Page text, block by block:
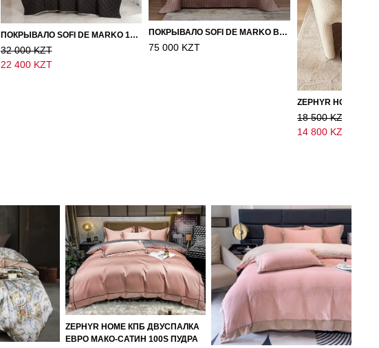
ПОКРЫВАЛО SOFI DE MARKO 160×220 БРОУДИ ЧЕРНО-БЕЖЕВОЕ
32 000 KZT
22 400 KZT
ПОКРЫВАЛО SOFI DE MARKO ВЕЛЮР 240×260 ФЕРДИНАНД (МОККО)
75 000 KZT
18 500 KZT
14 800 KZT
ZEPHYR HOME КПБ ДВУСПАЛКА
ЕВРО МАКО-САТИН 100S ПУДРА